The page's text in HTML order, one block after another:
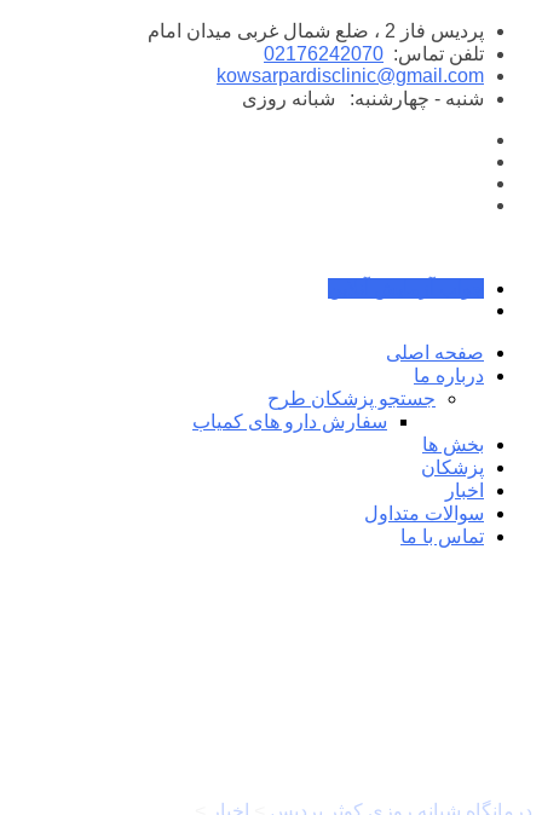
پرش
محتوا
پردیس فاز 2 ، ضلع شمال غربی میدان امام
تلفن تماس: 02176242070
kowsarpardisclinic@gmail.com
شنبه - چهارشنبه:
شبانه روزی
صفحه اصلی
درباره ما
جستجو پزشکان طرح
سفارش دارو های کمیاب
بخش ها
پزشکان
اخبار
سوالات متداول
تماس با ما